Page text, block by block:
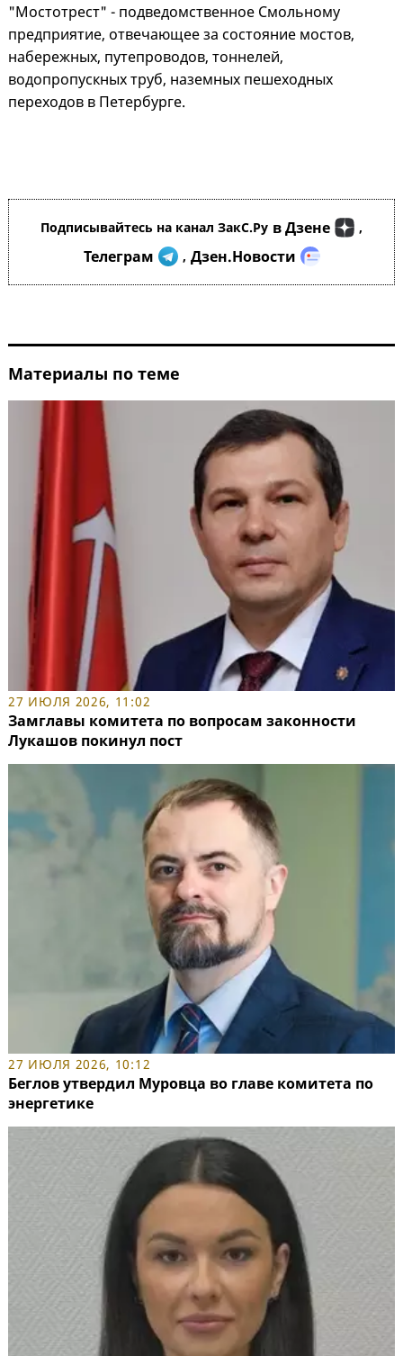
"Мостотрест" - подведомственное Смольному
предприятие, отвечающее за состояние мостов,
набережных, путепроводов, тоннелей,
водопропускных труб, наземных пешеходных
переходов в Петербурге.
Подписывайтесь на канал ЗакС.Ру в Дзене ,
Телеграм , Дзен.Новости
Материалы по теме
27 ИЮЛЯ 2026, 11:02
Замглавы комитета по вопросам законности
Лукашов покинул пост
27 ИЮЛЯ 2026, 10:12
Беглов утвердил Муровца во главе комитета по
энергетике